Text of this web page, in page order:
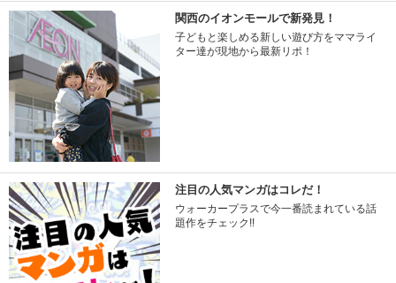
関西のイオンモールで新発見！
子どもと楽しめる新しい遊び方をママライ
ター達が現地から最新リポ！
注目の人気マンガはコレだ！
ウォーカープラスで今一番読まれている話
題作をチェック!!